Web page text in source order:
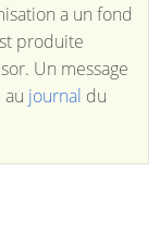
a un fond
produite
Un message
journal du